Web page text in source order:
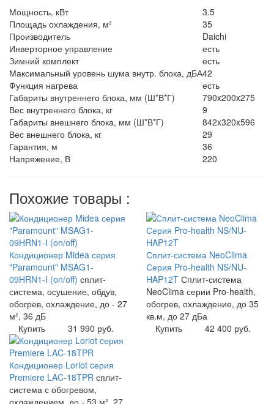
Мощность, кВт
3.5
Площадь охлаждения, м²
35
Производитель
Daichi
Инверторное управление
есть
Зимний комплект
есть
Максимальный уровень шума внутр. блока, дБА42
Функция нагрева
есть
Габариты внутреннего блока, мм (Ш*В*Г)
790x200x275
Вес внутреннего блока, кг
9
Габариты внешнего блока, мм (Ш*В*Г)
842x320x596
Вес внешнего блока, кг
29
Гарантия, м
36
Напряжение, В
220
Похожие товары :
Кондиционер Midea серия
"Paramount" MSAG1-
09HRN1-I (on/off) сплит-
система, осушение, обдув,
обогрев, охлаждение, до - 27
м², 36 дБ
Купить
31 990 руб.
Сплит-система NeoClima
Серия Pro-health NS/NU-
HAP12T Сплит-система
NeoClima серии Pro-health,
обогрев, охлаждение, до 35
кв.м, до 27 дБа
Купить
42 400 руб.
Кондиционер Loriot cерия
Premiere LAC-18TPR сплит-
система с обогревом,